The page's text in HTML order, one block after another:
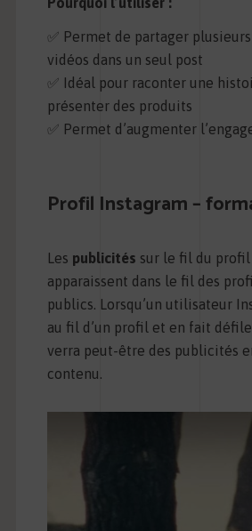
✅ Permet de partager
vidéos dans un seul post
✅ Idéal pour raconter une
présenter des produits
✅ Permet d’augmenter
Profil Instagram –
Les publicités sur le fil du profil
apparaissent dans le fil des
publics. Lorsqu’un utilisateur
au fil d’un profil et en fait
verra peut-être des publicités
contenu.